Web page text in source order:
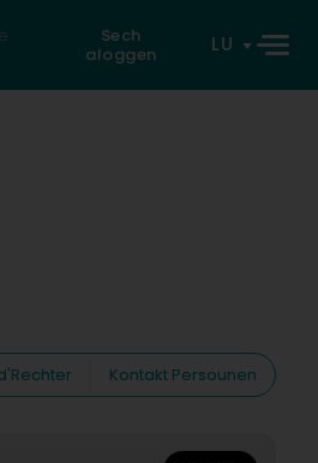
Sech
aloggen
LU
Kontakt Persounen